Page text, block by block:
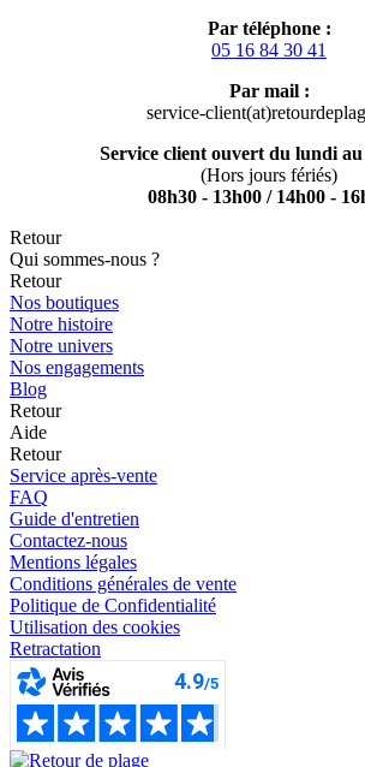
Par téléphone :
05 16 84 30 41
Par mail :
service-
Service client ouvert du lundi
(Hors jours fériés)
08h30 - 13h00 / 14h00 -
Retour
Qui sommes-nous ?
Retour
Nos boutiques
Notre histoire
Notre univers
Nos engagements
Blog
Retour
Aide
Retour
Service après-vente
FAQ
Guide d'entretien
Contactez-nous
Mentions légales
Conditions générales de vente
Politique de Confidentialité
Utilisation des cookies
Retractation